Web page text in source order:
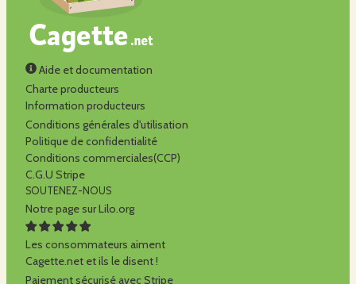
Aide et documentation
Charte producteurs
Information producteurs
Conditions générales d'utilisation
Politique de confidentialité
Conditions commerciales(CCP)
C.G.U Stripe
SOUTENEZ-NOUS
Notre page sur Lilo.org
Les consommateurs aiment
Cagette.net et ils le disent !
Paiement sécurisé avec Stripe